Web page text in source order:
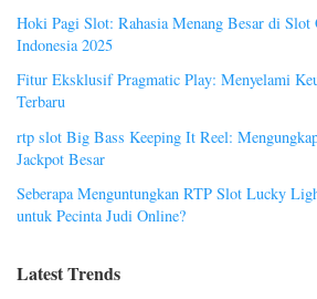
Hoki Pagi Slot: Rahasia Menang Besar di Slot
Indonesia 2025
Fitur Eksklusif Pragmatic Play: Menyelami
Terbaru
rtp slot Big Bass Keeping It Reel:
Jackpot Besar
Seberapa Menguntungkan RTP Slot Lucky
untuk Pecinta Judi Online?
Latest Trends